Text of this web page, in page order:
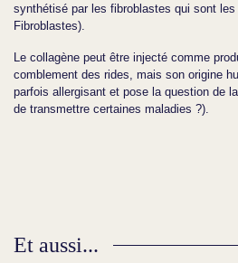
synthétisé par les fibroblastes qui sont
Fibroblastes).
Le collagène peut être injecté comme
comblement des rides, mais son origine
parfois allergisant et pose la question de
de transmettre certaines maladies ?).
Et aussi...